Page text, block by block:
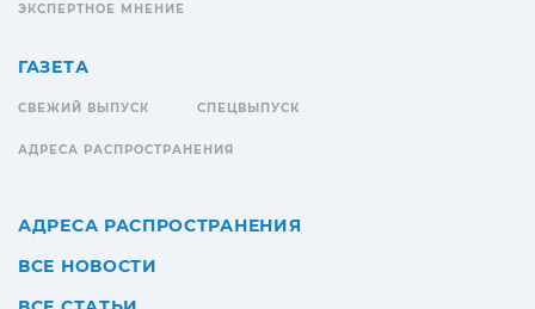
ЭКСПЕРТНОЕ МНЕНИЕ
ГАЗЕТА
СВЕЖИЙ ВЫПУСК СПЕЦВЫПУСК
АДРЕСА РАСПРОСТРАНЕНИЯ
АДРЕСА РАСПРОСТРАНЕНИЯ
ВСЕ НОВОСТИ